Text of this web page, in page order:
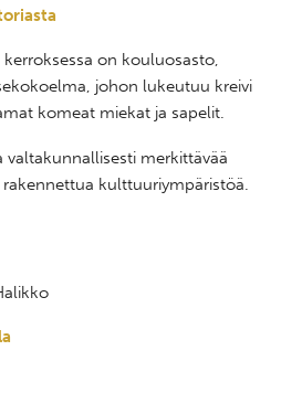
on kouluosasto,
johon lukeutuu kreivi
komeat miekat ja sapelit.
merkittävää
kulttuuriympäristöä.